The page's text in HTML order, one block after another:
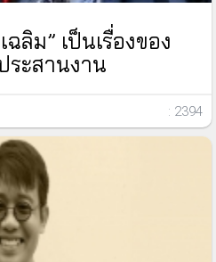
ลิม” เป็นเรื่องของ
ระสานงาน
: 2394